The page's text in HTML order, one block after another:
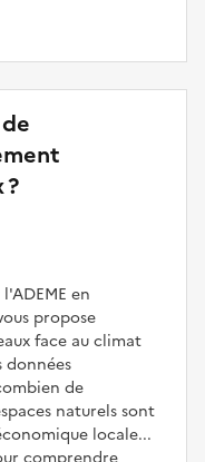
en
propose
face au climat
données
de
naturels sont
locale...